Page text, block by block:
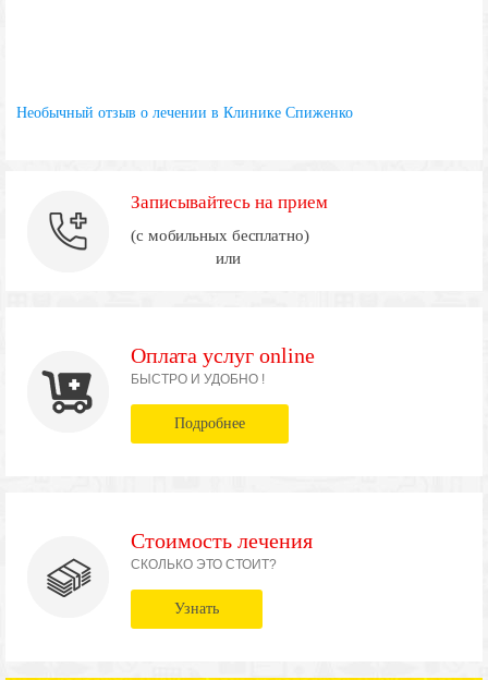
Необычный отзыв о лечении в Клинике Спиженко
Записывайтесь на прием
(с мобильных бесплатно)
или
Оплата услуг online
БЫСТРО И УДОБНО !
Подробнее
Стоимость лечения
СКОЛЬКО ЭТО СТОИТ?
Узнать